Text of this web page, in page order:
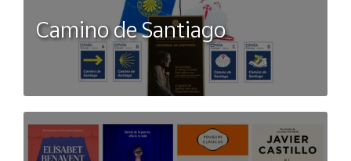
Camino de Santiago